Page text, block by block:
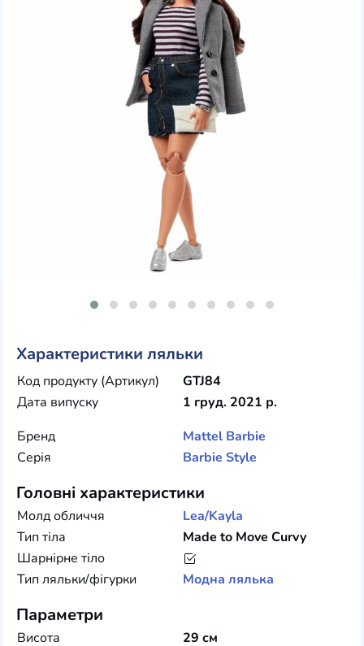
Характеристики ляльки
Код продукту (Артикул)
GTJ84
Дата випуску
1 груд. 2021 р.
Бренд
Mattel Barbie
Серія
Barbie Style
Головні характеристики
Молд обличчя
Lea/Kayla
Тип тіла
Made to Move Curvy
Шарнірне тіло
Тип ляльки/фігурки
Модна лялька
Параметри
Висота
29 см